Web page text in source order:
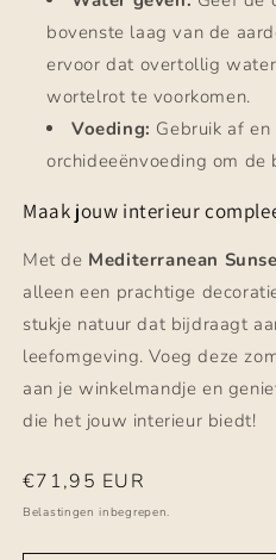
bovenste laag van de
ervoor dat overtollig
wortelrot te voorkomen.
Voeding: Gebruik af
orchideeënvoeding om de
Maak jouw interieur
Met de Mediterranean
alleen een prachtige
stukje natuur dat bijdraagt
leefomgeving. Voeg deze
aan je winkelmandje en
die het jouw interieur biedt!
Normale
prijs
€71,95 EUR
Belastingen inbegrepen.